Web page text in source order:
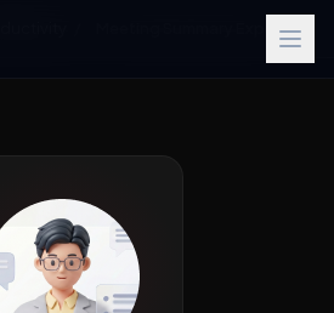
Meeting Summary Expert